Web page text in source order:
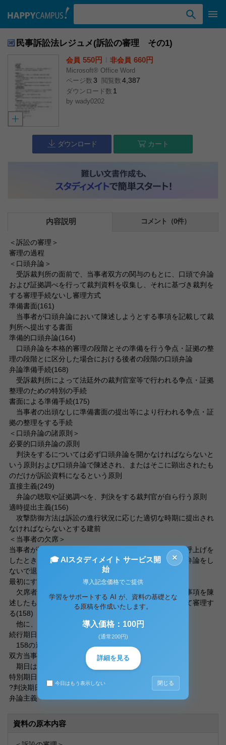
民事訴訟法レジュメ(訴訟の審理 その1)
会員 550円 非会員 660円
Microsoft® Office Word
ページ数 3 閲覧数 4,387
ダウンロード数 1
by wady0202
ダウンロード カート
内容説明 コメント（0件）
＜訴訟の審理＞
審理の過程
＜口頭弁論＞
受訴裁判所の面前で、当事者双方の関与のもとに、口頭で弁論
および証拠調べを行って裁判資料を収集し、それに基づき裁判を
する審理手続ないし審理方式
準備書面(161)
当事者が口頭弁論において陳述しようとする事項を記載して裁
判所へ提出する書面
準備的口頭弁論(164)
口頭弁論を本格的審理の段階とその準備を行う争点・証拠の整
理の段階とに区分した場合における後者の段階の口頭弁論
弁論準備手続(168)
受訴裁判所によって法廷外の裁判官室等で行われる争点・証拠
整理のための特別の手続
書面による準備手続(175)
当事者の出頭なしに準備書面の提出等により行われる争点・証
拠の整理をする手続
＜口頭弁論の諸原則＞
必要的口頭弁論の原則
判決をするについては必ず口頭弁論を開かなければならないと
いう原則および口頭弁論で陳述され、またはそこに顕出されたも
のだけが訴訟資料になるという原則
直接主義(249)
弁論の聴取や証拠調べを、判決をする裁判官が自ら行う原則
適時提出主義(156)
攻撃防御方法は訴訟の進行状況に応じた適切な時期に提出され
なければならないとする建前
＜当事者の欠席＞
当事者が適法な呼出しを受けながら、その期日の事件の呼上げを
したときに法廷に出頭しないか出頭しても事件について弁論をし
ないで退廷すること
最初にすべき口頭弁論期日における一方当事者の欠席
欠席者が提出した訴状、答弁書、準備書面に記載した事項を陳
述したものと擬制し、これと相手方の弁論をつき合わせて審理す
る(158)
他に、297、161?、159?、181?、183、243?
続行期日における一方当事者の欠席
158の適用なし、244但書、266?
双方当事者の欠席
期日は終了、183，251?、263、244
特別期日における欠席
?判決期日前(251?)、証拠調べ期日(183、94)
弁論主義
資料の原本内容
×
🎓 AIスタディメイト サービス開
始
導入記念価格でご提供
学習をサポートする AI が、資料の基礎とな
る原稿を作成いたします。
導入価格：100円
(通常200円)
詳細を見る
今日はもう表示しない 閉じる